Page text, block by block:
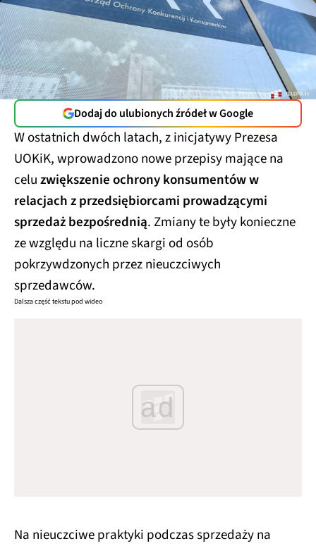
Dodaj do ulubionych źródeł w Google
W ostatnich dwóch latach, z inicjatywy Prezesa
UOKiK, wprowadzono nowe przepisy mające na
celuzwiększenie ochrony konsumentów w
relacjach z przedsiębiorcami prowadzącymi
sprzedaż bezpośrednią. Zmiany te były konieczne
ze względu na liczne skargi od osób
pokrzywdzonych przez nieuczciwych
sprzedawców.
Dalsza część tekstu pod wideo
ad
Na nieuczciwe praktyki podczas sprzedaży na